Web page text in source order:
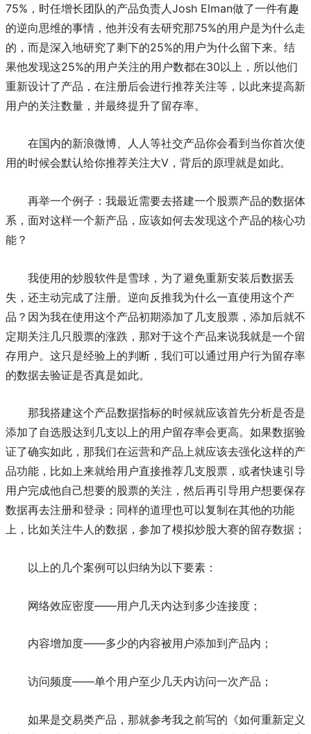
75%，时任增长团队的产品负责人Josh Elman做了一件有趣
的逆向思维的事情，他并没有去研究那75%的用户是为什么走
的，而是深入地研究了剩下的25%的用户为什么留下来。结
果他发现这25%的用户关注的用户数都在30以上，所以他们
重新设计了产品，在注册后会进行推荐关注等，以此来提高新
用户的关注数量，并最终提升了留存率。
在国内的新浪微博、人人等社交产品你会看到当你首次使
用的时候会默认给你推荐关注大V，背后的原理就是如此。
再举一个例子：我最近需要去搭建一个股票产品的数据体
系，面对这样一个新产品，应该如何去发现这个产品的核心功
能？
我使用的炒股软件是雪球，为了避免重新安装后数据丢
失，还主动完成了注册。逆向反推我为什么一直使用这个产
品？因为我在使用这个产品初期添加了几支股票，添加后就不
定期关注几只股票的涨跌，那对于这个产品来说我就是一个留
存用户。这只是经验上的判断，我们可以通过用户行为留存率
的数据去验证是否真是如此。
那我搭建这个产品数据指标的时候就应该首先分析是否是
添加了自选股达到几支以上的用户留存率会更高。如果数据验
证了确实如此，那我们在运营和产品上就应该去强化这样的产
品功能，比如上来就给用户直接推荐几支股票，或者快速引导
用户完成他自己想要的股票的关注，然后再引导用户想要保存
数据再去注册和登录；同样的道理也可以复制在其他的功能
上，比如关注牛人的数据，参加了模拟炒股大赛的留存数据；
以上的几个案例可以归纳为以下要素：
网络效应密度——用户几天内达到多少连接度；
内容增加度——多少的内容被用户添加到产品内；
访问频度——单个用户至少几天内访问一次产品；
如果是交易类产品，那就参考我之前写的《如何重新定义